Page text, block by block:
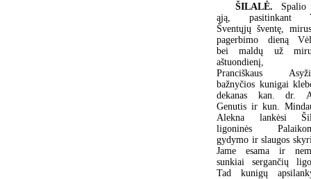
ŠILALĖ.
ąją, pasitinkant
Šventųjų šventę,
pagerbimo dieną
bei maldų už
aštuondienį,
Pranciškaus
bažnyčios kunigai
dekanas kan. dr.
Genutis ir kun.
Alekna lankėsi
ligoninės
gydymo ir slaugos
Jame esama ir
sunkiai sergančių
Tad kunigų